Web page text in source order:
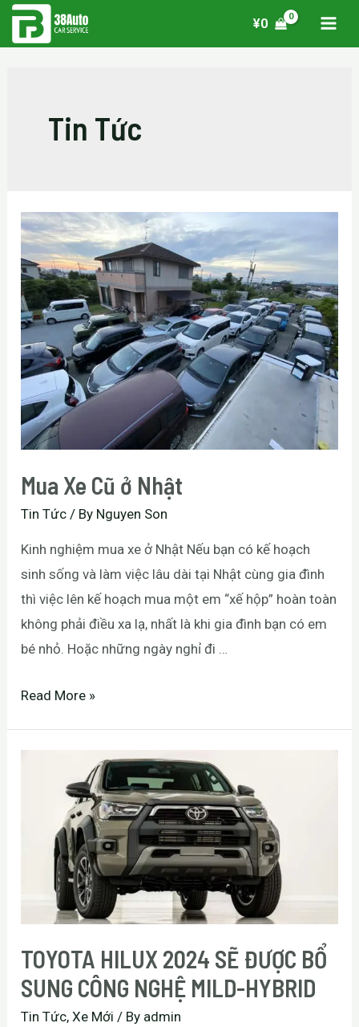
¥0
Tin Tức
Mua Xe Cũ ở Nhật
Tin Tức / By Nguyen Son
Kinh nghiệm mua xe ở Nhật Nếu bạn có kế hoạch
sinh sống và làm việc lâu dài tại Nhật cùng gia đình
thì việc lên kế hoạch mua một em “xế hộp” hoàn toàn
không phải điều xa lạ, nhất là khi gia đình bạn có em
bé nhỏ. Hoặc những ngày nghỉ đi …
Read More »
TOYOTA HILUX 2024 SẼ ĐƯỢC BỔ
SUNG CÔNG NGHỆ MILD-HYBRID
Tin Tức,Xe Mới / By admin